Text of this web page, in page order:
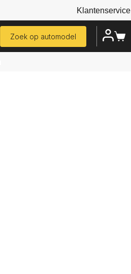
Klantenservice
Zoek op automodel